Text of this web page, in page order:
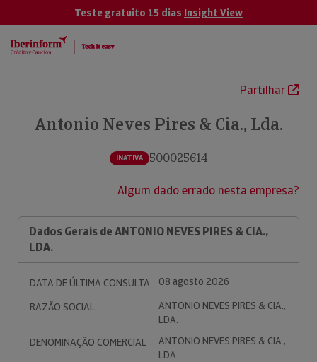
Teste gratuito 15 dias Insight View
Partilhar
Antonio Neves Pires & Cia., Lda.
INATIVA 500025614
Algum dado errado nesta empresa?
Dados Gerais de ANTONIO NEVES PIRES & CIA.,
LDA.
DATA DE ÚLTIMA CONSULTA
08 agosto 2026
RAZÃO SOCIAL
ANTONIO NEVES PIRES & CIA.,
LDA.
DENOMINAÇÃO COMERCIAL
ANTONIO NEVES PIRES & CIA.,
LDA.